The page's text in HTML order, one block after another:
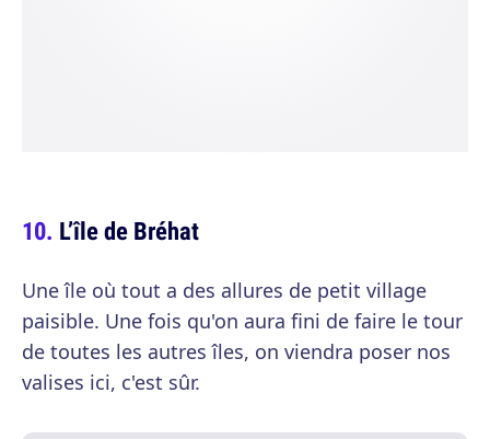
L’île de Bréhat
Une île où tout a des allures de petit village
paisible. Une fois qu'on aura fini de faire le tour
de toutes les autres îles, on viendra poser nos
valises ici, c'est sûr.